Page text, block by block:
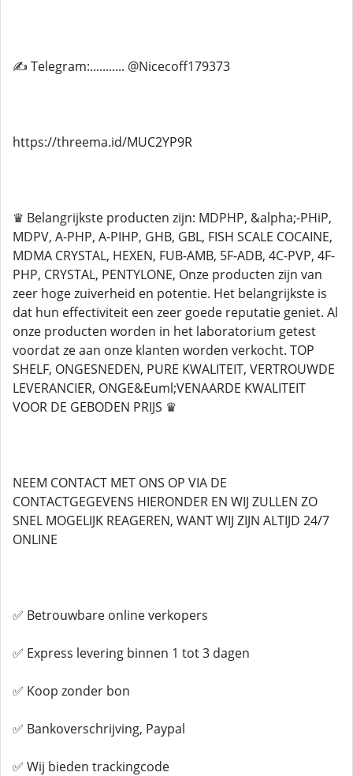
✍ Telegram:........... @Nicecoff179373
https://threema.id/MUC2YP9R
♛ Belangrijkste producten zijn: MDPHP, &alpha;-PHiP,
MDPV, A-PHP, A-PIHP, GHB, GBL, FISH SCALE COCAINE,
MDMA CRYSTAL, HEXEN, FUB-AMB, 5F-ADB, 4C-PVP, 4F-
PHP, CRYSTAL, PENTYLONE, Onze producten zijn van
zeer hoge zuiverheid en potentie. Het belangrijkste is
dat hun effectiviteit een zeer goede reputatie geniet. Al
onze producten worden in het laboratorium getest
voordat ze aan onze klanten worden verkocht. TOP
SHELF, ONGESNEDEN, PURE KWALITEIT, VERTROUWDE
LEVERANCIER, ONGE&Euml;VENAARDE KWALITEIT
VOOR DE GEBODEN PRIJS ♛
NEEM CONTACT MET ONS OP VIA DE
CONTACTGEGEVENS HIERONDER EN WIJ ZULLEN ZO
SNEL MOGELIJK REAGEREN, WANT WIJ ZIJN ALTIJD 24/7
ONLINE
✅ Betrouwbare online verkopers
✅ Express levering binnen 1 tot 3 dagen
✅ Koop zonder bon
✅ Bankoverschrijving, Paypal
✅ Wij bieden trackingcode